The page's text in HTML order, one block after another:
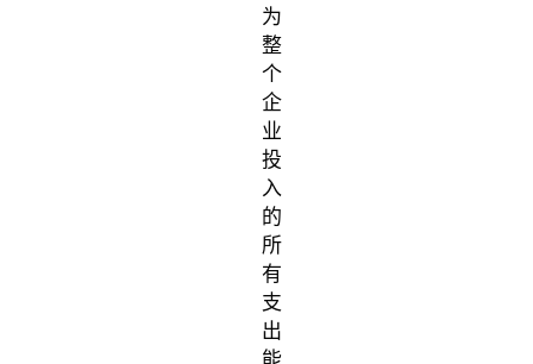
为
整
个
企
业
投
入
的
所
有
支
出